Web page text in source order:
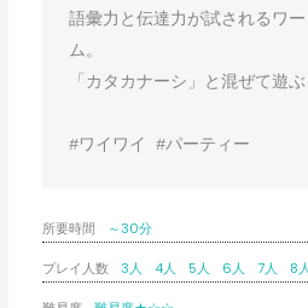
語彙力と伝達力が試されるワ
ム。
「カタカナーシ」と混ぜて遊
#ワイワイ #パーティー
所要時間 ～30分
プレイ人数 3人 4人 5人 6人 7人 8人